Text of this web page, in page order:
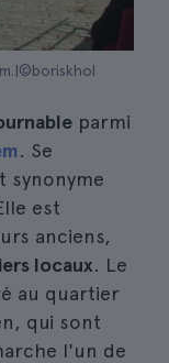
parmi
. Se
synonyme
est
anciens,
locaux. Le
au quartier
qui sont
l'un de